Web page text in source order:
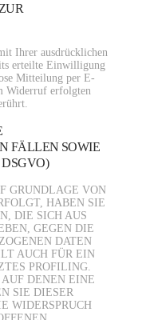
Ihrer ausdrücklichen
erteilte Einwilligung
Mitteilung per E-
Widerruf erfolgten
FÄLLEN SOWIE
GRUNDLAGE VON
HABEN SIE
DIE SICH AUS
GEGEN DIE
DATEN
AUCH FÜR EIN
PROFILING.
DENEN EINE
SIE DIESER
WIDERSPRUCH